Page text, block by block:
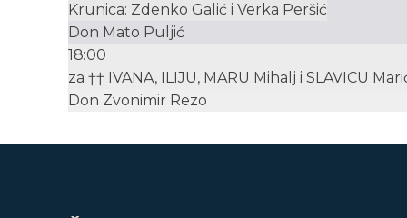
Krunica: Zdenko Galić i Verka Peršić
Don Mato Puljić
18:00
za †† IVANA, ILIJU, MARU Mihalj i SLAVICU
Don Zvonimir Rezo